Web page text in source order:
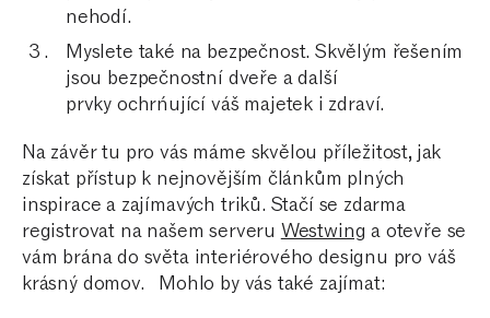
nehodí.
Myslete také na bezpečnost. Skvělým řešením
jsou bezpečnostní dveře a další
prvky ochrńující váš majetek i zdraví.
Na závěr tu pro vás máme skvělou příležitost, jak
získat přístup k nejnovějším článkům plných
inspirace a zajímavých triků. Stačí se zdarma
registrovat na našem serveru Westwing a otevře se
vám brána do světa interiérového designu pro váš
krásný domov.
Mohlo by vás také zajímat: